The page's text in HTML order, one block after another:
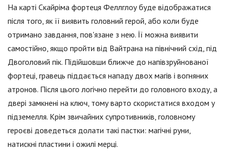
На карті Скайріма фортеця Феллглоу буде відображатися
після того, як її виявить головний герой, або коли буде
отримано завдання, пов'язане з нею. Її можна виявити
самостійно, якщо пройти від Вайтрана на північний схід, під
Двоголовий пік. Підійшовши ближче до напівзруйнованої
фортеці, гравець піддається нападу двох магів і вогняних
атронов. Після цього логічно перейти до головного входу, а
двері замкнені на ключ, тому варто скористатися входом у
підземелля. Крім звичайних супротивників, головному
героєві доведеться долати такі пастки: магічні руни,
натискні пластини і ожилі мерці.